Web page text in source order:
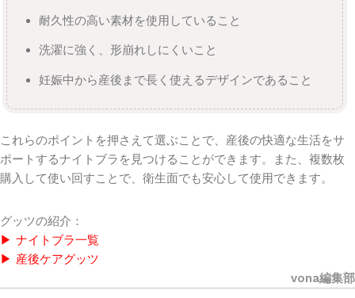
耐久性の高い素材を使用していること
洗濯に強く、形崩れしにくいこと
妊娠中から産後まで長く使えるデザインであること
これらのポイントを押さえて選ぶことで、産後の快適な生活をサ
ポートするナイトブラを見つけることができます。また、複数枚
購入して使い回すことで、衛生面でも安心して使用できます。
グッツの紹介：
▶ ナイトブラ一覧
▶ 産後ケアグッツ
vona編集部